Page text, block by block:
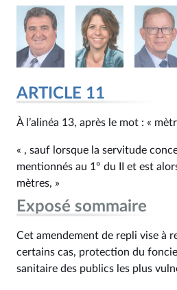
ARTICLE 11
À l’alinéa 13, après le mot : «
« , sauf lorsque la servitude
mentionnés au 1° du II et est
mètres, »
Exposé sommaire
Cet amendement de repli vise à
certains cas, protection du
sanitaire des publics les plus